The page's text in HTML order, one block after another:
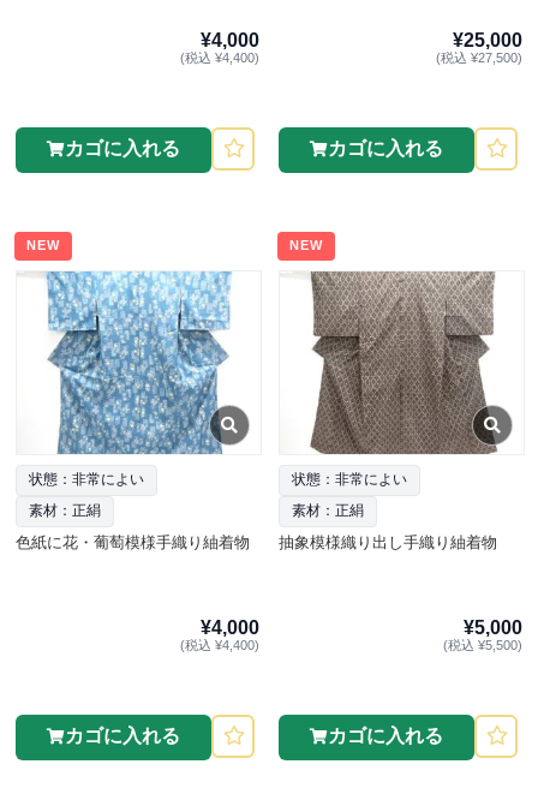
¥4,000
(税込 ¥4,400)
カゴに入れる
¥25,000
(税込 ¥27,500)
カゴに入れる
NEW
状態：非常によい
素材：正絹
色紙に花・葡萄模様手織り紬着物
¥4,000
(税込 ¥4,400)
カゴに入れる
NEW
状態：非常によい
素材：正絹
抽象模様織り出し手織り紬着物
¥5,000
(税込 ¥5,500)
カゴに入れる